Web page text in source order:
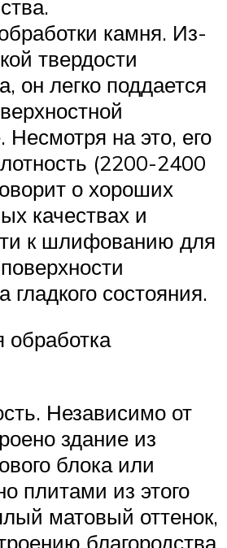
камня. Из-
твердости
он легко поддается
Несмотря на это, его
(2200-2400
о хороших
качествах и
к шлифованию для
гладкого состояния.
обработка
Независимо от
здание из
блока или
плитами из этого
матовый оттенок,
благородства